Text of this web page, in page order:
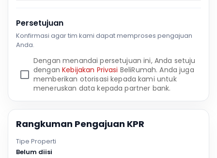
Persetujuan
Konfirmasi agar tim kami dapat memproses pengajuan
Anda.
Dengan menandai persetujuan ini, Anda setuju
denganKebijakan Privasi BeliRumah. Anda juga
memberikan otorisasi kepada kami untuk
meneruskan data kepada partner bank.
Rangkuman Pengajuan KPR
Tipe Properti
Belum diisi